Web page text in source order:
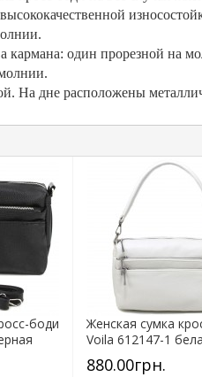
один прорезной на
На дне расположены
боди
Женская сумка
Voila 612147-1
880.00грн.